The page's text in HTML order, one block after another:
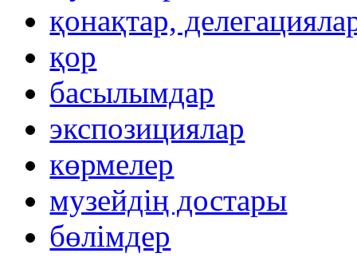
қонақтар,
қор
басылымдар
экспозициялар
көрмелер
музейдің достары
бөлімдер